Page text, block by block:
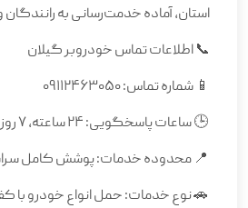
استان، آماده خدمت‌رسانی به
📞 اطلاعات تماس خودروبر گیلان
📱 شماره تماس: 09112463050
🕒 ساعات پاسخگویی: 24 ساعته، 7 روز هفته
📍 محدوده خدمات: پوشش کامل
🚗 نوع خدمات: حمل انواع خودرو با